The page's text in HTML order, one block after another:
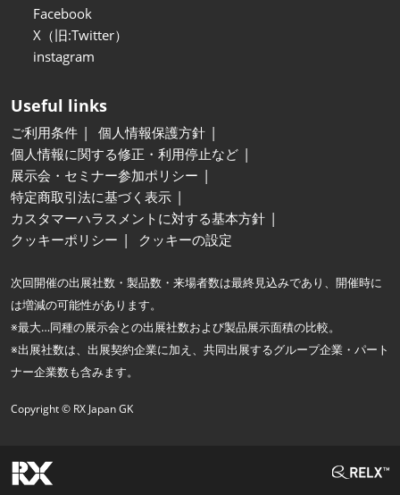
Facebook
X（旧:Twitter）
instagram
Useful links
ご利用条件
個人情報保護方針
個人情報に関する修正・利用停止など
展示会・セミナー参加ポリシー
特定商取引法に基づく表示
カスタマーハラスメントに対する基本方針
クッキーポリシー
クッキーの設定
次回開催の出展社数・製品数・来場者数は最終見込みであり、開催時に
は増減の可能性があります。
※最大…同種の展示会との出展社数および製品展示面積の比較。
※出展社数は、出展契約企業に加え、共同出展するグループ企業・パート
ナー企業数も含みます。
Copyright © RX Japan GK